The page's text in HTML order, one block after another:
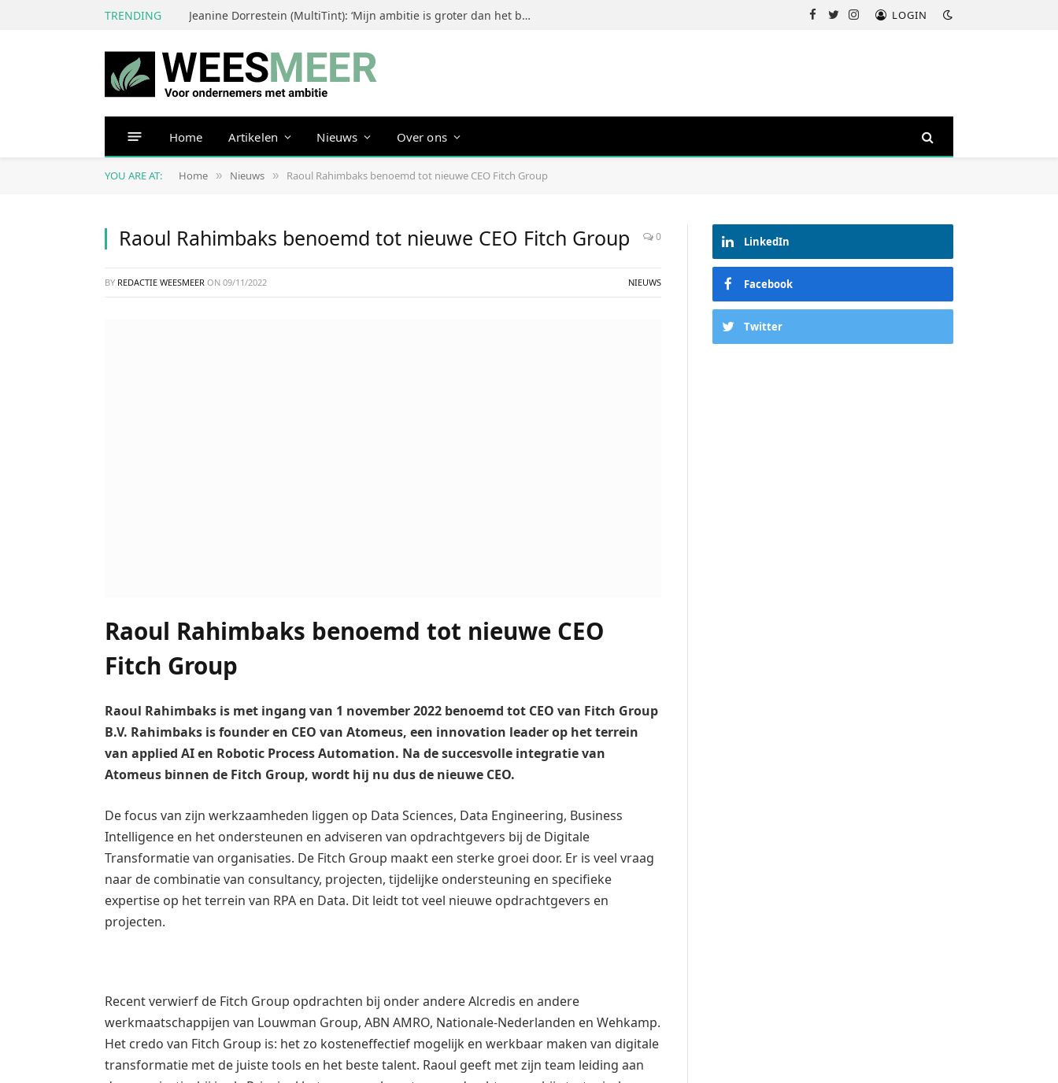
TRENDING Jeanine Dorrestein (MultiTint): ‘Mijn ambitie is groter dan het bouwen van een succesvol merk’ Facebook
TwitterInstagramLOGIN
Home Artikelen Nieuws Over ons
YOU ARE AT: Home » Nieuws » Raoul Rahimbaks benoemd tot nieuwe CEO Fitch Group
Raoul Rahimbaks benoemd tot nieuwe CEO Fitch Group 0
BY REDACTIE WEESMEER ON 09/11/2022 NIEUWS
Raoul Rahimbaks benoemd tot nieuwe CEO
Fitch Group
Raoul Rahimbaks is met ingang van 1 november 2022 benoemd tot CEO van Fitch Group
B.V. Rahimbaks is founder en CEO van Atomeus, een innovation leader op het terrein
van applied AI en Robotic Process Automation. Na de succesvolle integratie van
Atomeus binnen de Fitch Group, wordt hij nu dus de nieuwe CEO.
De focus van zijn werkzaamheden liggen op Data Sciences, Data Engineering, Business
Intelligence en het ondersteunen en adviseren van opdrachtgevers bij de Digitale
Transformatie van organisaties. De Fitch Group maakt een sterke groei door. Er is veel vraag
naar de combinatie van consultancy, projecten, tijdelijke ondersteuning en specifieke
expertise op het terrein van RPA en Data. Dit leidt tot veel nieuwe opdrachtgevers en
projecten.
Recent verwierf de Fitch Group opdrachten bij onder andere Alcredis en andere
werkmaatschappijen van Louwman Group, ABN AMRO, Nationale-Nederlanden en Wehkamp.
Het credo van Fitch Group is: het zo kosteneffectief mogelijk en werkbaar maken van digitale
transformatie met de juiste tools en het beste talent. Raoul geeft met zijn team leiding aan
LinkedIn
Facebook
Twitter